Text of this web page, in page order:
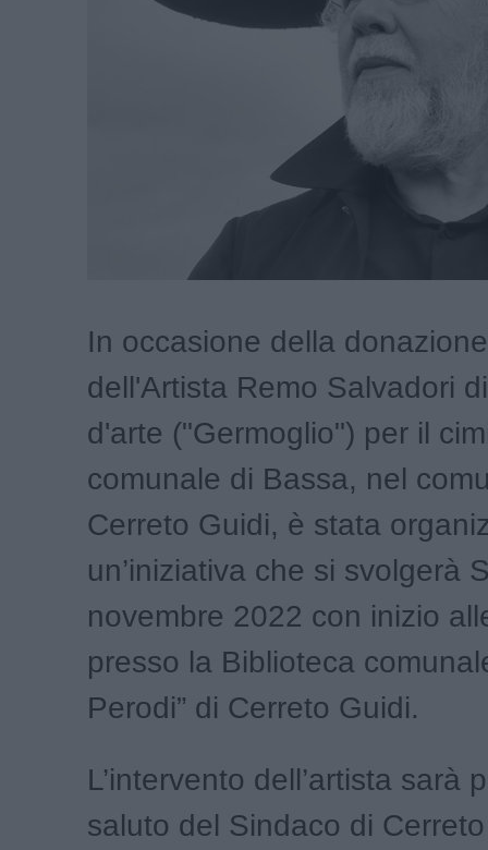
In occasione della
dell'Artista Remo Salvadori
d'arte ("Germoglio") per il
comunale di Bassa, nel
Cerreto Guidi, è stata
un’iniziativa che si svolgerà
novembre 2022 con inizio
presso la Biblioteca
Perodi” di Cerreto Guidi.
L’intervento dell’artista sarà
saluto del Sindaco di